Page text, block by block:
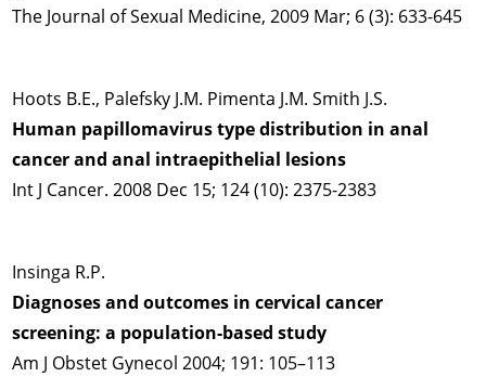
The Journal of Sexual Medicine, 2009 Mar; 6 (3): 633-645
Hoots B.E., Palefsky J.M. Pimenta J.M. Smith J.S.
Human papillomavirus type distribution in anal
cancer and anal intraepithelial lesions
Int J Cancer. 2008 Dec 15; 124 (10): 2375-2383
Insinga R.P.
Diagnoses and outcomes in cervical cancer
screening: a population-based study
Am J Obstet Gynecol 2004; 191: 105–113